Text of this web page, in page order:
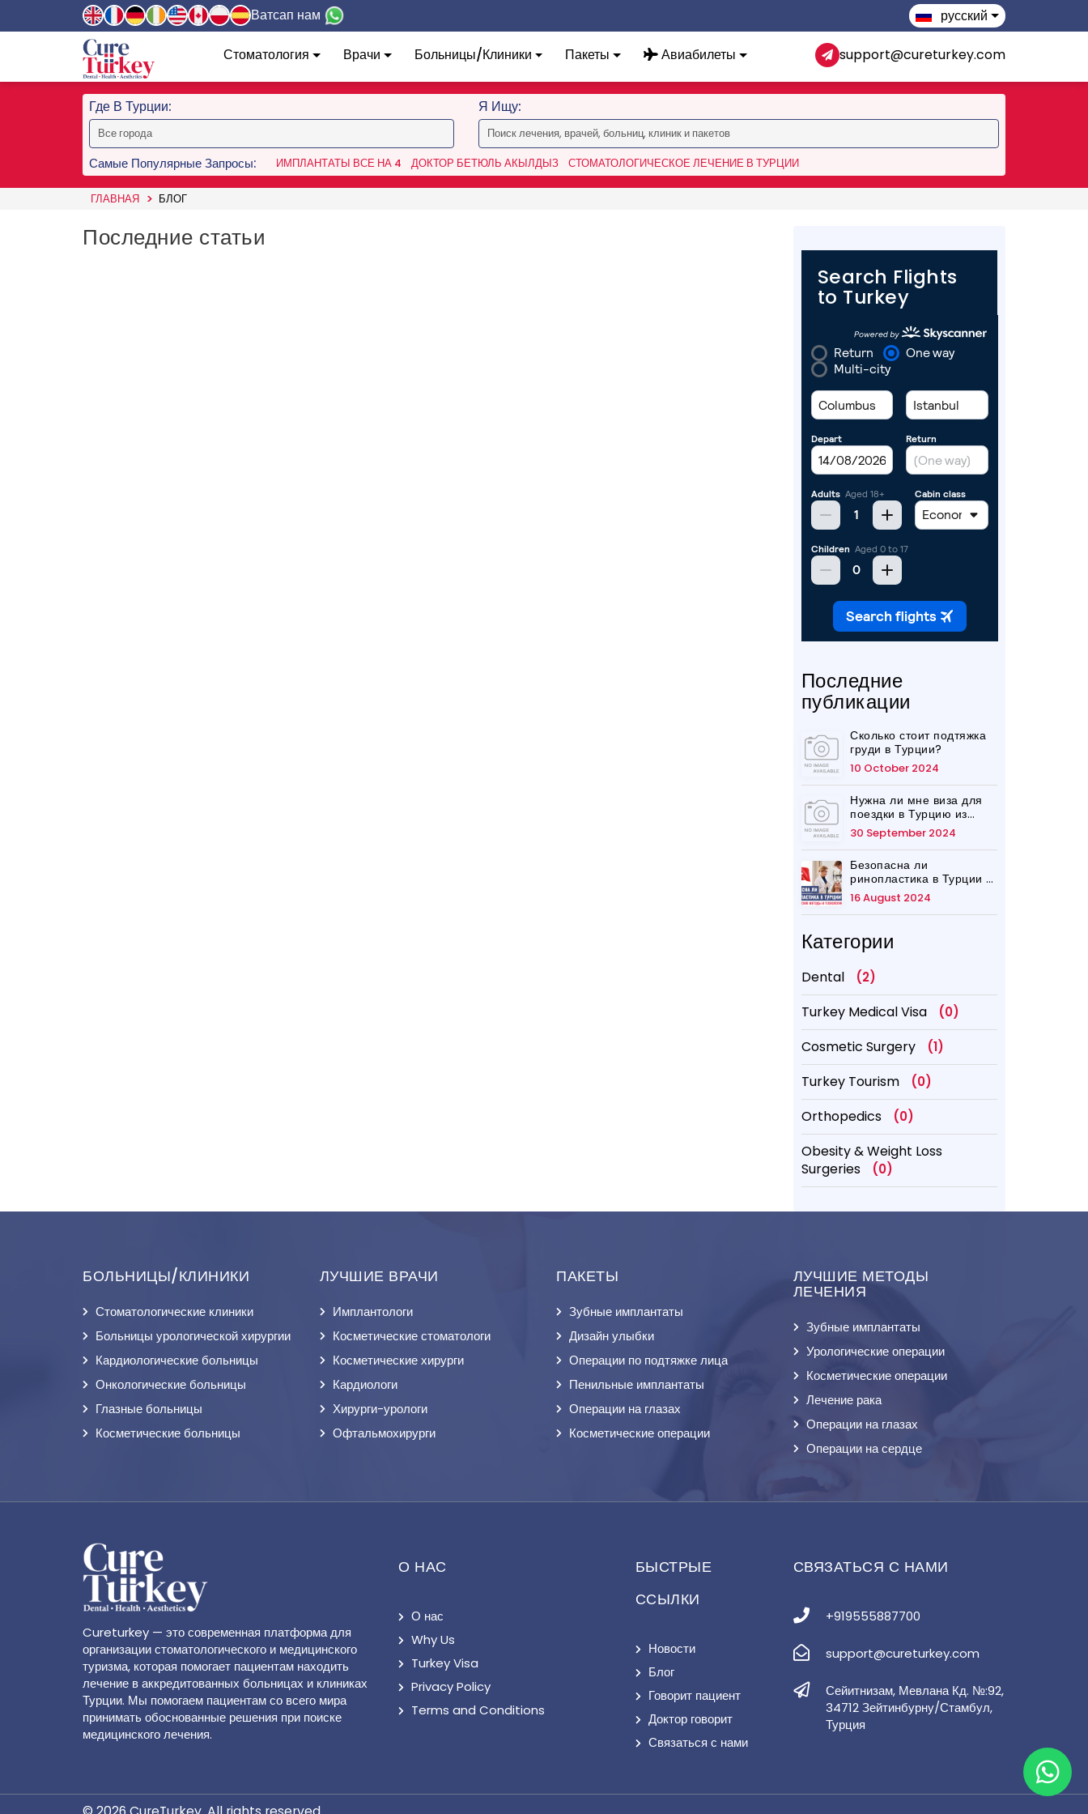
Ватсап нам русский
Стоматология Врачи Больницы/Клиники Пакеты Авиабилеты support@cureturkey.com
Где В Турции: Я Ищу:
Самые Популярные Запросы: ИМПЛАНТАТЫ ВСЕ НА 4 ДОКТОР БЕТЮЛЬ АКЫЛДЫЗ СТОМАТОЛОГИЧЕСКОЕ ЛЕЧЕНИЕ В ТУРЦИИ
ГЛАВНАЯ БЛОГ
Последние статьи
Search Flights
to Turkey
Последние
публикации
Сколько стоит подтяжка
груди в Турции?
10 October 2024
Нужна ли мне виза для
поездки в Турцию из
Великобритании?
30 September 2024
Безопасна ли
ринопластика в Турции в
2026 году?
16 August 2024
Категории
Dental (2)
Turkey Medical Visa (0)
Cosmetic Surgery (1)
Turkey Tourism (0)
Orthopedics (0)
Obesity & Weight Loss
Surgeries
(0)
БОЛЬНИЦЫ/КЛИНИКИ
Стоматологические клиники
Больницы урологической хирургии
Кардиологические больницы
Онкологические больницы
Глазные больницы
Косметические больницы
ЛУЧШИЕ ВРАЧИ
Имплантологи
Косметические стоматологи
Косметические хирурги
Кардиологи
Хирурги-урологи
Офтальмохирурги
ПАКЕТЫ
Зубные имплантаты
Дизайн улыбки
Операции по подтяжке лица
Пенильные имплантаты
Операции на глазах
Косметические операции
ЛУЧШИЕ МЕТОДЫ
ЛЕЧЕНИЯ
Зубные имплантаты
Урологические операции
Косметические операции
Лечение рака
Операции на глазах
Операции на сердце
Cureturkey — это современная платформа для
организации стоматологического и медицинского
туризма, которая помогает пациентам находить
лечение в аккредитованных больницах и клиниках
Турции. Мы помогаем пациентам со всего мира
принимать обоснованные решения при поиске
медицинского лечения.
О НАС
О нас
Why Us
Turkey Visa
Privacy Policy
Terms and Conditions
БЫСТРЫЕ
ССЫЛКИ
Новости
Блог
Говорит пациент
Доктор говорит
Связаться с нами
СВЯЗАТЬСЯ С НАМИ
+919555887700
support@cureturkey.com
Сейитнизам, Мевлана Кд. №:92,
34712 Зейтинбурну/Стамбул,
Турция